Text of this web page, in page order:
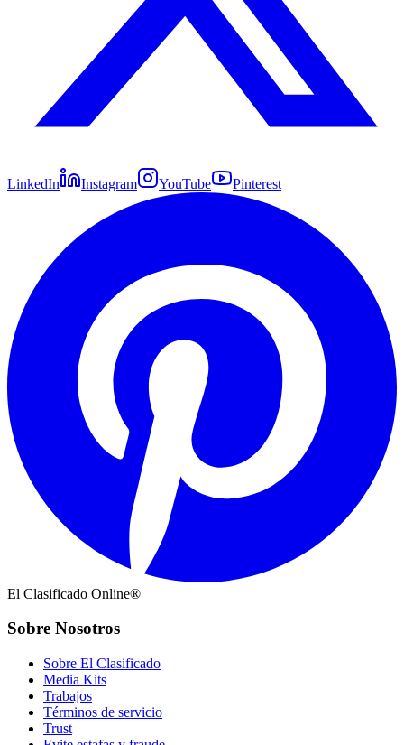
LinkedIn Instagram YouTube Pinterest
El Clasificado Online®
Sobre Nosotros
Sobre El Clasificado
Media Kits
Trabajos
Términos de servicio
Trust